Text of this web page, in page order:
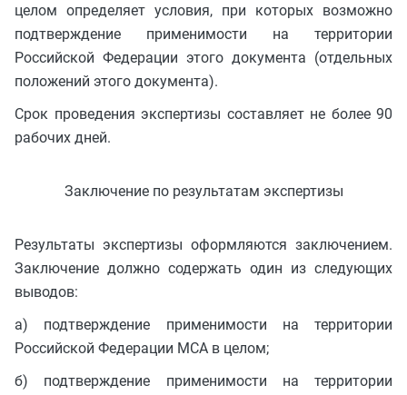
целом определяет условия, при которых возможно
подтверждение применимости на территории
Российской Федерации этого документа (отдельных
положений этого документа).
Срок проведения экспертизы составляет не более 90
рабочих дней.
Заключение по результатам экспертизы
Результаты экспертизы оформляются заключением.
Заключение должно содержать один из следующих
выводов:
а) подтверждение применимости на территории
Российской Федерации МСА в целом;
б) подтверждение применимости на территории